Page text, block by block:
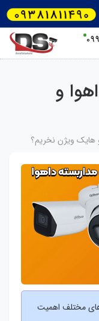
و
هایک ویژن نخریم؟
مختلف اهمیت